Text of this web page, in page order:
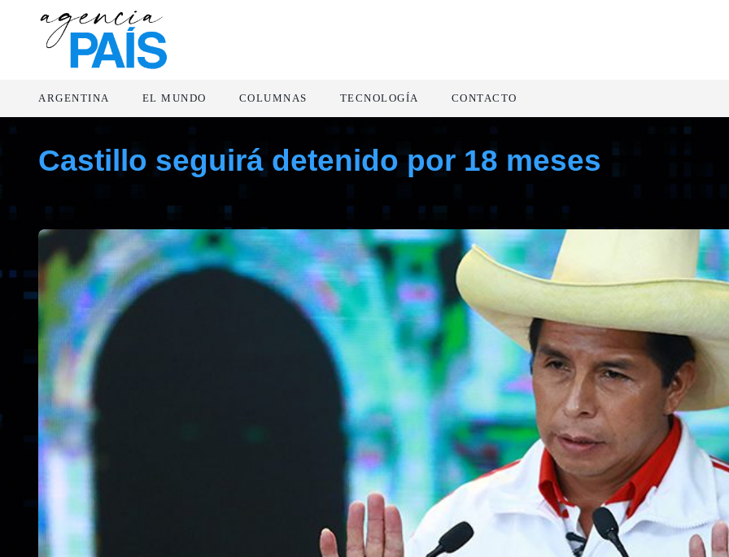
ARGENTINA EL MUNDO COLUMNAS TECNOLOGÍA CONTACTO
Castillo seguirá detenido por 18 meses